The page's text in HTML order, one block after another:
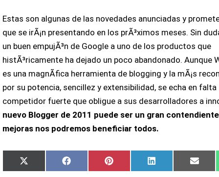
Estas son algunas de las novedades anunciadas y
que se irÃ¡n presentando en los prÃ³ximos meses. Sin
un buen empujÃ³n de Google a uno de los productos que
histÃ³ricamente ha dejado un poco abandonado. Aunque
es una magnÃ­fica herramienta de blogging y la mÃ¡s
por su potencia, sencillez y extensibilidad, se echa en falta
competidor fuerte que obligue a sus desarrolladores a
nuevo Blogger de 2011 puede ser un gran
mejoras nos podremos beneficiar todos.
Compartir
en
X
(Twitter)
Compartir
en
Facebook
Compartir
en
Pinterest
Compartir
en
LinkedIn
en
Email